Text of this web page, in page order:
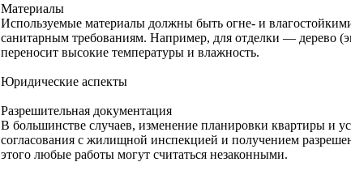
Материалы
Используемые материалы должны быть огне- и
санитарным требованиям. Например, для отделки — дерево
переносит высокие температуры и влажность.
Юридические аспекты
Разрешительная документация
В большинстве случаев, изменение планировки квартиры и
согласования с жилищной инспекцией и получением
этого любые работы могут считаться незаконными.